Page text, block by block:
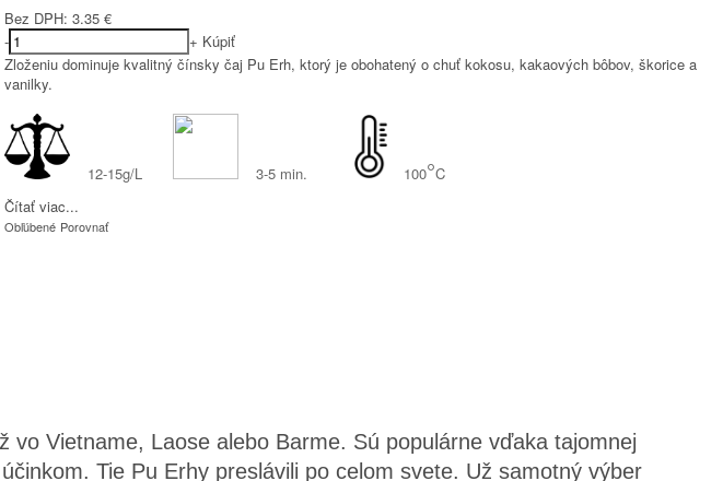
Bez DPH: 3.35 €
-
+ Kúpiť
Zloženiu dominuje kvalitný čínsky čaj Pu Erh, ktorý je obohatený o chuť kokosu, kakaových bôbov, škorice a
vanilky.
12-15g/L 3-5 min. 100°C
Čítať viac...
Obľúbené Porovnať
Vietname, Laose alebo Barme. Sú populárne vďaka tajomnej
Tie Pu Erhy preslávili po celom svete. Už samotný výber